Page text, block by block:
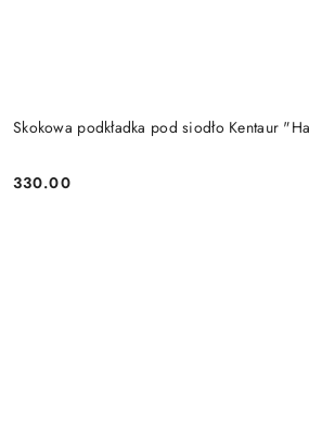
Skokowa podkładka pod siodło Kentaur
Cena:
330.00